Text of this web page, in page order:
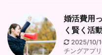
婚活費用
く賢く活
2025/10/
チングアプリ